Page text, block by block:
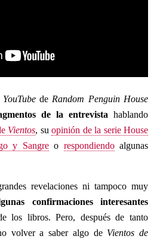
YouTubede Random Penguin House
de la entrevista hablando
Vientos, su opinión de la serie House
y Sangreo respondiendoalgunas
revelaciones ni tampoco muy
confirmaciones interesantes
los libros. Pero, después de tanto
volver a saber algo de Vientos de